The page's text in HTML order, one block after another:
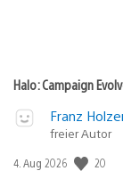
Halo: Campaign
Franz
freier Autor
Veröffentlichungsdatum:
4. Aug 2026 20